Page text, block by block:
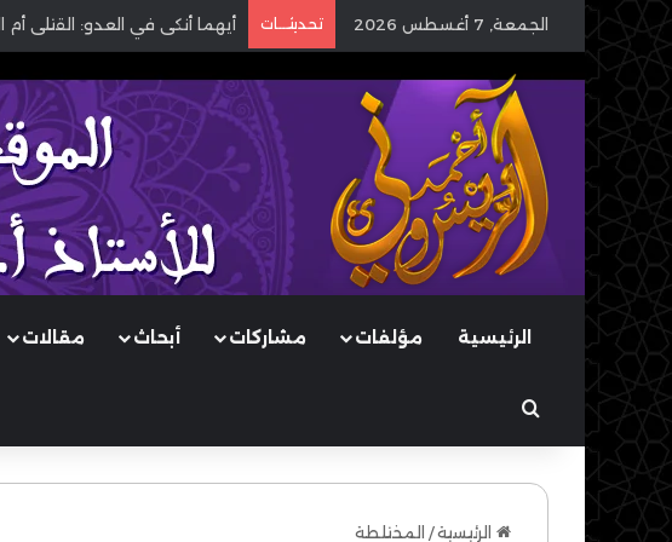
الجمعة, 7 أغسطس 2026 تحديثـــات أيهما أنكى في العدو: القتلى أم
الرئيسية مؤلفات مشاركات أبحاث مقالات
بحث عن
الرئيسية/ المختلطة